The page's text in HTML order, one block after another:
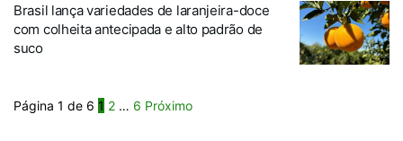
Brasil lança variedades de laranjeira-doce
com colheita antecipada e alto padrão de
suco
Página 1 de 6 1 2 … 6 Próximo